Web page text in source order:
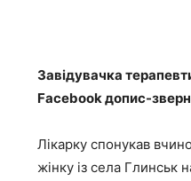
Завідувачка
Facebook допис-
Лікарку спонукав
жінку із села Глинськ